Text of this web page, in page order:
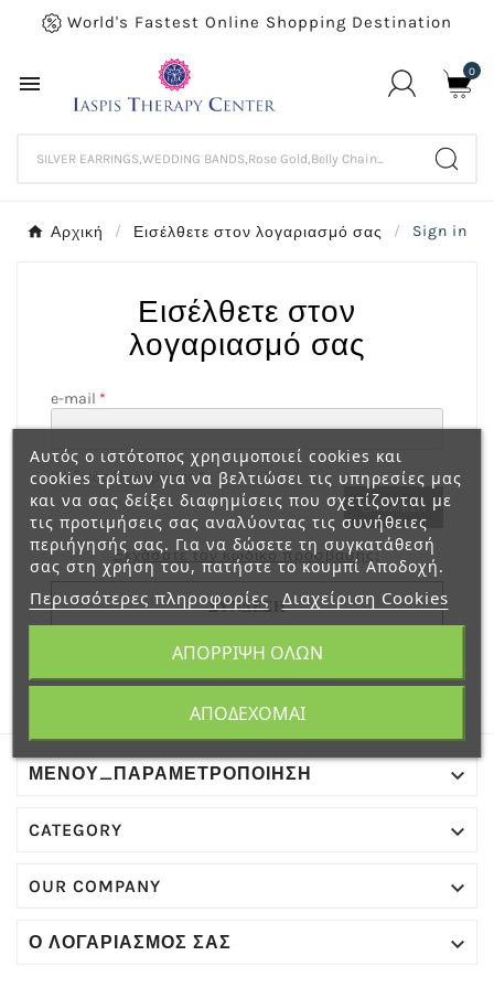
World's Fastest Online Shopping Destination
 0
Αρχική Εισέλθετε στον λογαριασμό σας Sign in
Εισέλθετε στον
λογαριασμό σας
e-mail
Κωδικός Πρόσβασης
ΕΜΦΆΝΙΣΗ
Ξεχάσατε τον κωδικό πρόσβασης;
ΣΎΝΔΕΣΗ
Δεν έχετε λογαριασμό; Ανοίξτε έναν εδώ
ΜΕΝΟΎ_ΠΑΡΑΜΕΤΡΟΠΟΊΗΣΗ 
CATEGORY 
OUR COMPANY 
Ο ΛΟΓΑΡΙΑΣΜΌΣ ΣΑΣ 
Αυτός ο ιστότοπος χρησιμοποιεί cookies και
cookies τρίτων για να βελτιώσει τις υπηρεσίες μας
και να σας δείξει διαφημίσεις που σχετίζονται με
τις προτιμήσεις σας αναλύοντας τις συνήθειες
περιήγησής σας. Για να δώσετε τη συγκατάθεσή
σας στη χρήση του, πατήστε το κουμπί Αποδοχή.
Περισσότερες πληροφορίες Διαχείριση Cookies
ΑΠΌΡΡΙΨΗ ΌΛΩΝ
ΑΠΟΔΈΧΟΜΑΙ